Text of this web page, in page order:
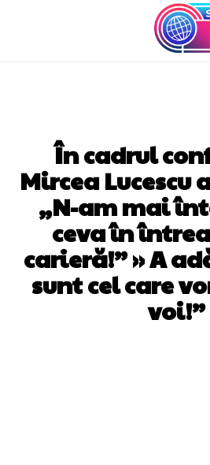
În cadrul
Mircea Lucescu
„N-am mai
ceva în
carieră!” » A
sunt cel care
voi!”